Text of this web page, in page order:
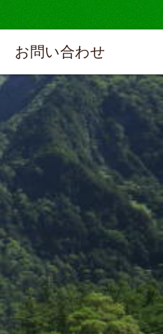
お問い合わせ